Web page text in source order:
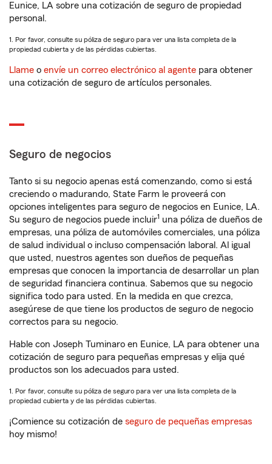
Eunice, LA sobre una cotización de seguro de propiedad
personal.
1. Por favor, consulte su póliza de seguro para ver una lista completa de la
propiedad cubierta y de las pérdidas cubiertas.
Llame o envíe un correo electrónico al agente para obtener
una cotización de seguro de artículos personales.
Seguro de negocios
Tanto si su negocio apenas está comenzando, como si está
creciendo o madurando, State Farm le proveerá con
opciones inteligentes para seguro de negocios en Eunice, LA.
Su seguro de negocios puede incluir1 una póliza de dueños de
empresas, una póliza de automóviles comerciales, una póliza
de salud individual o incluso compensación laboral. Al igual
que usted, nuestros agentes son dueños de pequeñas
empresas que conocen la importancia de desarrollar un plan
de seguridad financiera continua. Sabemos que su negocio
significa todo para usted. En la medida en que crezca,
asegúrese de que tiene los productos de seguro de negocio
correctos para su negocio.
Hable con Joseph Tuminaro en Eunice, LA para obtener una
cotización de seguro para pequeñas empresas y elija qué
productos son los adecuados para usted.
1. Por favor, consulte su póliza de seguro para ver una lista completa de la
propiedad cubierta y de las pérdidas cubiertas.
¡Comience su cotización de seguro de pequeñas empresas
hoy mismo!